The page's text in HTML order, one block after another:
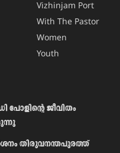
Vizhinjam Port
With The Pastor
Women
Youth
ജീവിതം
തിരുവനന്തപുരത്ത്